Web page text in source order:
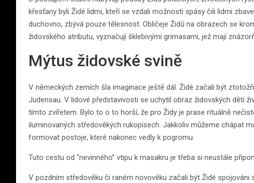
křesťany byli Židé lidmi, kteří se vzdali možnosti spásy čili lidmi
duchovno, zbývá pouze tělesnost. Obličeje Židů na obrazech se
židovského atributu, vyznačují šklebivými grimasami, jež mají
Mýtus židovské svině
V německých zemích šla imaginace ještě dál. Židé začali být
Judensau. V lidové představivosti se uchytil obraz židovských dětí
tímto zvířetem. Bylo to o to horší, že pro Židy je prase rituálně
iluminovaných středověkých rukopisech. Jakkoliv můžeme chápat
formovat postoje, které nakonec vedly k pogromu.
Tuto cestu od “nevinného” vtipu k masakru je třeba si neustále
V pozdním středověku či raném novověku začali být Židé spojováni